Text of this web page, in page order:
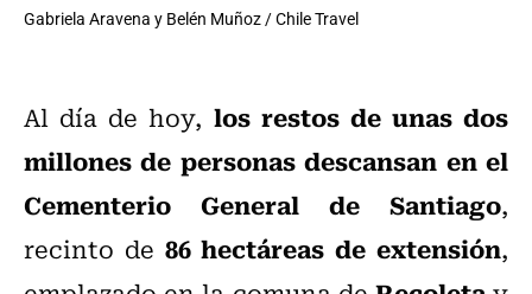
Gabriela Aravena y Belén Muñoz / Chile Travel
Al día de hoy, los restos de unas dos
millones de personas descansan en el
Cementerio General de Santiago,
recinto de 86 hectáreas de extensión,